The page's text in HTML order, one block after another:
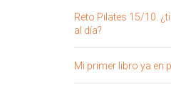
Reto Pilates 15/10.
al día?
Mi primer libro ya en